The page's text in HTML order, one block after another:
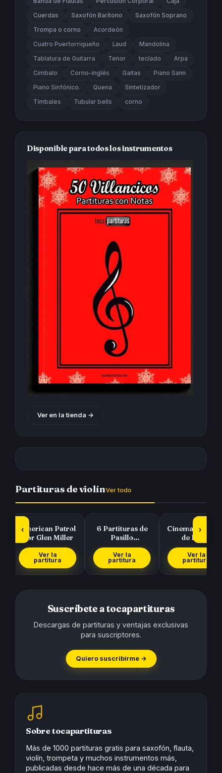
Cuerdas Saxofón Barítono Saxofón Soprano
Trompa o corno Acordeón
Cuatro Puertorriqueño Laud Mandolina
Tablatura de Guitarra Tenor teclado Arpa
Cimbalo Corno-inglés Gaitas Piano Sann
Piano Sinfónico. Quena Sintetizador
Timbales Tubular bells corno
Disponible para todos los instrumentos
Ver en la tienda →
Partituras de violínVer todo
‹
American Patrol
por Glen Miller
Ver la
partitura
6 Partituras de
Pasillo
Colombiano de El
Cucarrón, La
Gat…
Ver la
partitura
Cinema
de Ennio
Morricone
Ver la
partitura
›
Suscríbete a tocapartituras
Descargas de partituras y ventajas exclusivas
para suscriptores.
Quiero suscribirme →
Sobre tocapartituras
Más de 1000 partituras gratis para saxofón, flauta,
violín, trompeta y muchos instrumentos más,
publicadas desde hace más de una década para